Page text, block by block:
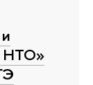
НТО»